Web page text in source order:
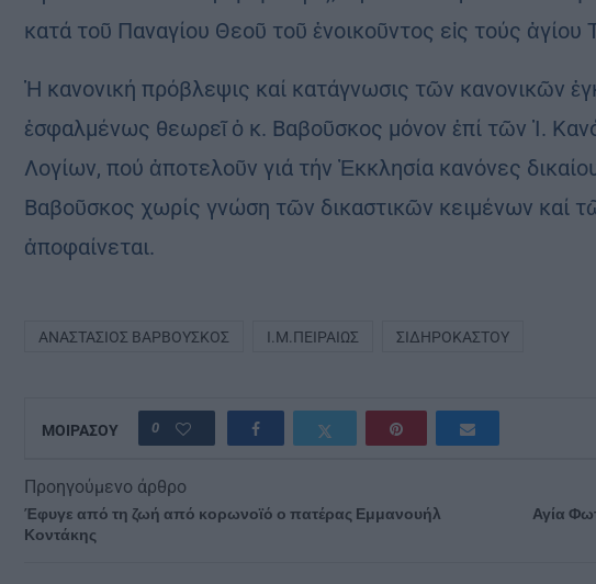
κατά τοῦ Παναγίου Θεοῦ τοῦ ἐνοικοῦντος εἰς τούς
Ἡ κανονική πρόβλεψις καί κατάγνωσις τῶν κανονικῶν
ἐσφαλμένως θεωρεῖ ὁ κ. Βαβοῦσκος μόνον ἐπί τῶν Ἱ.
Λογίων, πού ἀποτελοῦν γιά τήν Ἐκκλησία κανόνες
Βαβοῦσκος χωρίς γνώση τῶν δικαστικῶν κειμένων καί
ἀποφαίνεται.
ΑΝΑΣΤΆΣΙΟΣ ΒΑΡΒΟΎΣΚΟΣ Ι.Μ.ΠΕΙΡΑΙΏΣ ΣΙΔΗΡΟΚΆΣΤΟΥ
ΜΟΙΡΑΣΟΥ 0
Προηγούμενο άρθρο
Έφυγε από τη ζωή από κορωνοϊό ο πατέρας Εμμανουήλ
Κοντάκης
Αγία